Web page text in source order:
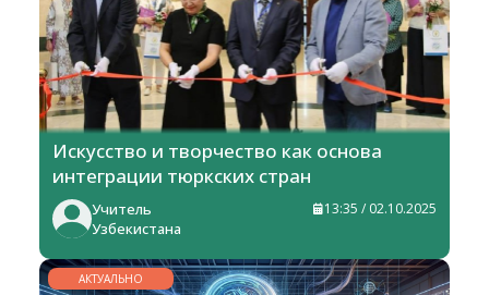
Искусство и творчество как основа
интеграции тюркских стран
Учитель
Узбекистана
13:35 / 02.10.2025
АКТУАЛЬНО